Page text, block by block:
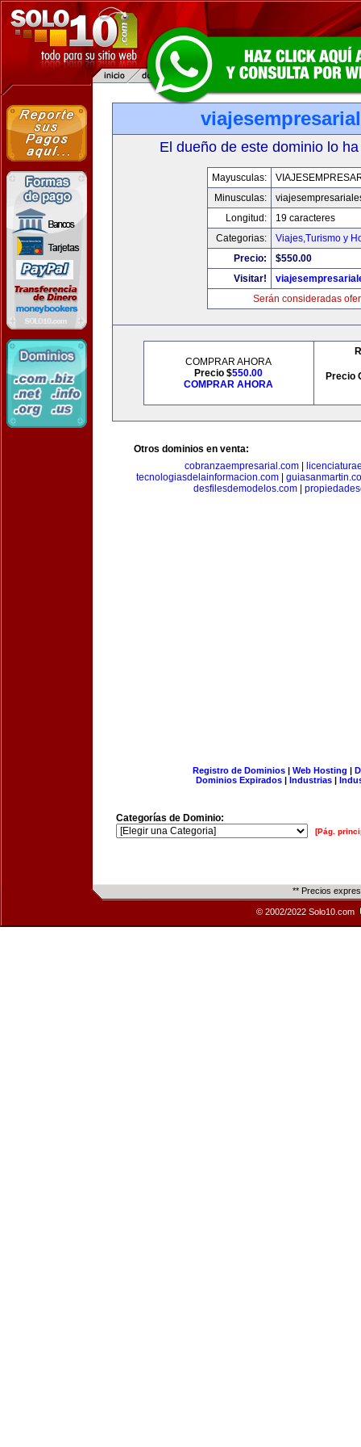
El dueño de este dominio lo
Mayusculas:
Minusculas:
Longitud:
19 caracteres
Categorias:
Viajes,Turismo y
Precio:
$550.00
Visitar!
Serán consideradas
COMPRAR AHORA
Precio $550.00
COMPRAR AHORA
Precio
Otros dominios en venta:
cobranzaempresarial.com
tecnologiasdelainformacion.com|
desfilesdemodelos.com
Registro de Dominios| Web Hosting |
Dominios Expirados | Industrias |
Categorías de Dominio:
[Pág.
** Precios
© 2002/2022 Solo10.com